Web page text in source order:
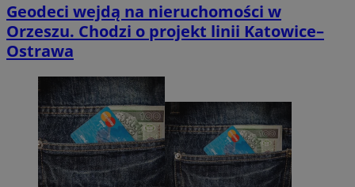
Geodeci wejdą na nieruchomości w
Orzeszu. Chodzi o projekt linii Katowice–
Ostrawa